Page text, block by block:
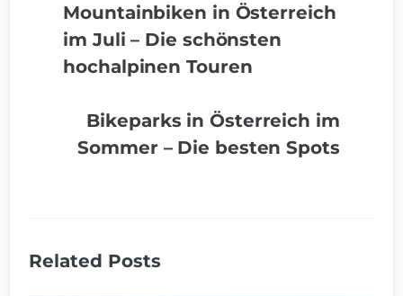
Mountainbiken in Österreich
im Juli – Die schönsten
hochalpinen Touren
Bikeparks in Österreich im
Sommer – Die besten Spots
Related Posts